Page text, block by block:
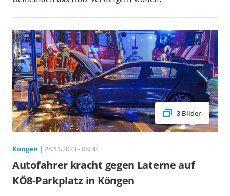
3 Bilder
Köngen | 28.11.2023 - 08:38
Autofahrer kracht gegen Laterne auf
KÖ8-Parkplatz in Köngen